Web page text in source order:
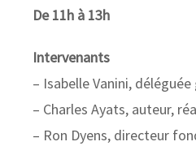
De 11h à 13h
Intervenants
– Isabelle Vanini,
– Charles Ayats, auteur,
– Ron Dyens, directeur